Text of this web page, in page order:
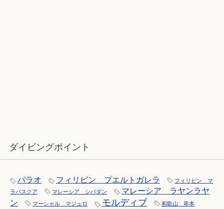
ダイビングポイント
パラオ フィリピン プエルトガレラ
フィリピン マ
ラパスクア
マレーシア シパダン
マレーシア ラヤンラヤ
ン
マーシャル マジュロ モルディブ 和歌山 串本